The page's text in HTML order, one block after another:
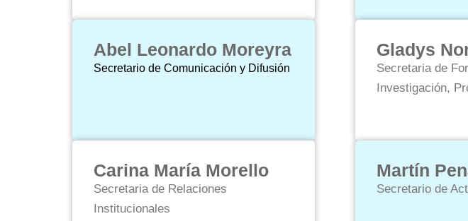
Abel Leonardo Moreyra
Secretario de Comunicación y Difusión
Gladys
Secretaria de
Investigación,
Carina María Morello
Secretaria de Relaciones
Institucionales
Martín
Secretario de